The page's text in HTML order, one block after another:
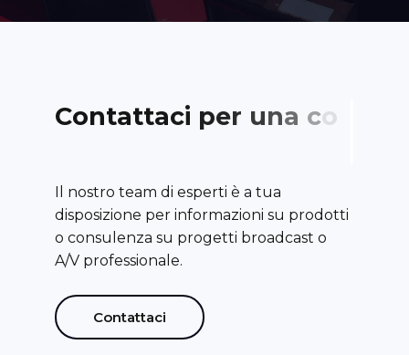
Contattaci per una co
Il nostro team di esperti è a tua
disposizione per informazioni su prodotti
o consulenza su progetti broadcast o
A/V professionale.
Contattaci